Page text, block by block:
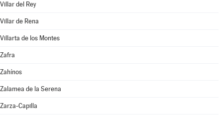
Villar del Rey
Villar de Rena
Villarta de los Montes
Zafra
Zahínos
Zalamea de la Serena
Zarza-Capilla